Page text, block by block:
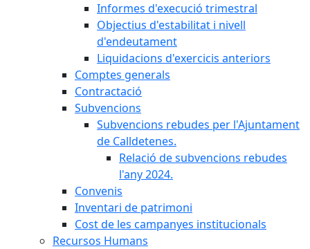
Informes d'execució trimestral
Objectius d'estabilitat i nivell
d'endeutament
Liquidacions d'exercicis anteriors
Comptes generals
Contractació
Subvencions
Subvencions rebudes per l'Ajuntament
de Calldetenes.
Relació de subvencions rebudes
l'any 2024.
Convenis
Inventari de patrimoni
Cost de les campanyes institucionals
Recursos Humans